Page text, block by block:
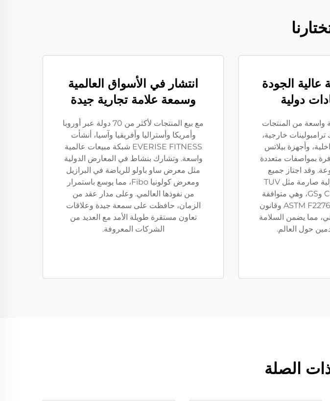
عالية الجودة
دولية
واسعة من المنتجات
ترامبولينات خارجية،
وأجهزة بيلاتس
بمواصفات متعددة
وقد اجتاز جميع
المنتجات شهادات دولية صارمة مثل TUV
SüD وIntertek وCE وGS، وهي متوافقة
مع معايير مثل ASTM F2276-2010 وقانون
مما يضمن السلامة
حول العالم.
انتشار في الأسواق العالمية
وسمعة علامة تجارية جيدة
مع بيع المنتجات لأكثر من 70 دولة عبر أوروبا
وأمريكا وأستراليا وأفريقيا وآسيا، أنشأت
EVERISE FITNESS شبكة مبيعات عالمية
واسعة. وتشارك بنشاط في المعارض الدولية
مثل معرض ساو باولو للرياضة في البرازيل
ومعرض كولونيا Fibo، مما يوسع باستمرار
من نفوذها العالمي. وعلى مدار عقد من
الزمان، حافظت على سمعة جيدة وعلاقات
تعاون مستقرة طويلة الأمد مع العديد من
الشركات المعروفة.
الصلة